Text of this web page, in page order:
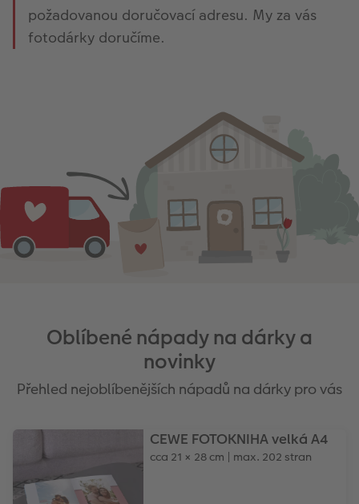
požadovanou doručovací adresu. My za vás
fotodárky doručíme.
Oblíbené nápady na dárky a
novinky
Přehled nejoblíbenějších nápadů na dárky pro vás
CEWE FOTOKNIHA velká A4
cca 21 × 28 cm | max. 202 stran